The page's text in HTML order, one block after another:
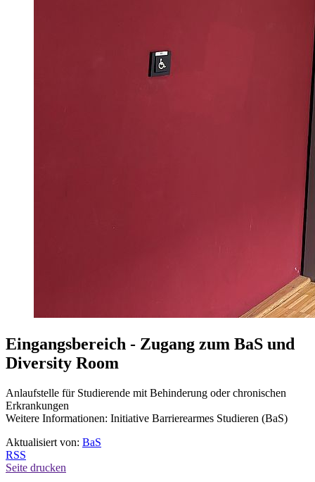
Eingangsbereich - Zugang zum BaS und
Diversity Room
Anlaufstelle für Studierende mit Behinderung oder chronischen
Erkrankungen
Weitere Informationen: Initiative Barrierearmes Studieren (BaS)
Aktualisiert von: BaS
RSS
Seite drucken